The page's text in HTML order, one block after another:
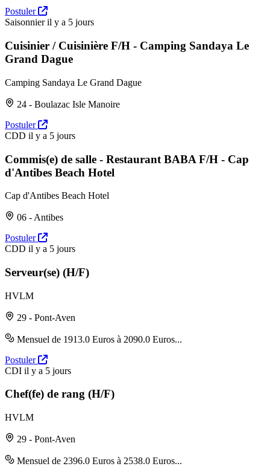
Postuler
Saisonnier il y a 5 jours
Cuisinier / Cuisinière F/H - Camping Sandaya Le
Grand Dague
Camping Sandaya Le Grand Dague
24 - Boulazac Isle Manoire
Postuler
CDD il y a 5 jours
Commis(e) de salle - Restaurant BABA F/H - Cap
d'Antibes Beach Hotel
Cap d'Antibes Beach Hotel
06 - Antibes
Postuler
CDD il y a 5 jours
Serveur(se) (H/F)
HVLM
29 - Pont-Aven
Mensuel de 1913.0 Euros à 2090.0 Euros...
Postuler
CDI il y a 5 jours
Chef(fe) de rang (H/F)
HVLM
29 - Pont-Aven
Mensuel de 2396.0 Euros à 2538.0 Euros...